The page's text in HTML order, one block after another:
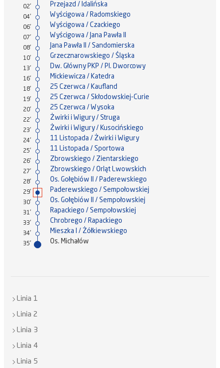
02' Przejazd / Idalińska
04' Wyścigowa / Radomskiego
06' Wyścigowa / Czackiego
07' Wyścigowa / Jana Pawła II
08' Jana Pawła II / Sandomierska
10' Grzecznarowskiego / Śląska
13' Dw. Główny PKP / Pl. Dworcowy
16' Mickiewicza / Katedra
18' 25 Czerwca / Kaufland
19' 25 Czerwca / Skłodowskiej-Curie
20' 25 Czerwca / Wysoka
22' Żwirki i Wigury / Struga
23' Żwirki i Wigury / Kusocińskiego
24' 11 Listopada / Żwirki i Wigury
25' 11 Listopada / Sportowa
26' Zbrowskiego / Zientarskiego
27' Zbrowskiego / Orląt Lwowskich
28' Os. Gołębiów II / Paderewskiego
29' Paderewskiego / Sempołowskiej
30' Os. Gołębiów II / Sempołowskiej
31' Rapackiego / Sempołowskiej
33' Chrobrego / Rapackiego
34' Mieszka I / Żółkiewskiego
35' Os. Michałów
Linia 1
Linia 2
Linia 3
Linia 4
Linia 5